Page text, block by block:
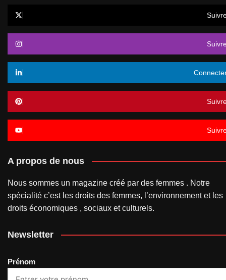
A propos de nous
Nous sommes un magazine créé par des femmes . Notre
spécialité c’est les droits des femmes, l’environnement et les
droits économiques , sociaux et culturels.
Newsletter
Prénom